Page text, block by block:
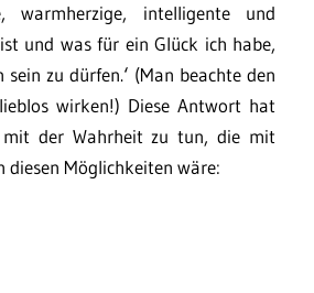
warmherzige, intelligente und
und was für ein Glück ich habe,
zu dürfen.‘ (Man beachte den
wirken!) Diese Antwort hat
der Wahrheit zu tun, die mit
diesen Möglichkeiten wäre: